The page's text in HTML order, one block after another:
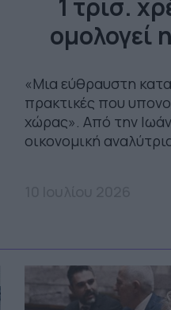
1 τρισ.
ομολογεί
«Μια εύθραυστη
πρακτικές που
χώρας». Από την
οικονομική